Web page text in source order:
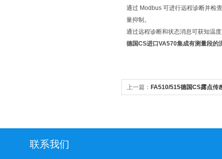
通过 Modbus 可进行远程诊断并检
量抑制。
通过远程诊断和状态消息可获知温
德国CS进口VA570集成有测量段的
上一篇： FA510/515德国CS露点传
联系我们